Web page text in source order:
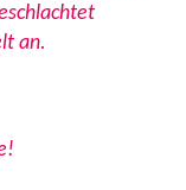
an.